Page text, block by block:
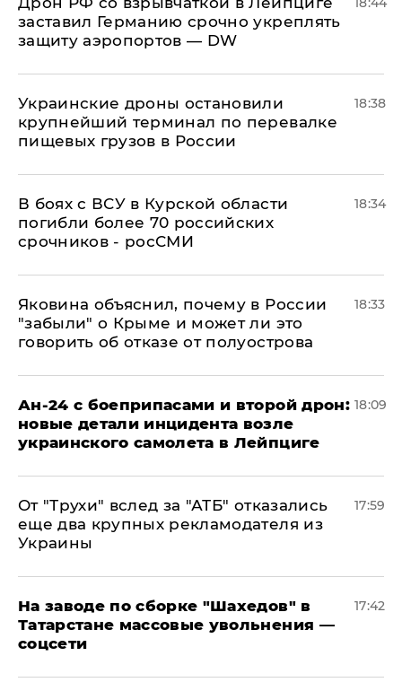
заставил Германию срочно укреплять
защиту аэропортов — DW
Украинские дроны остановили
крупнейший терминал по перевалке
пищевых грузов в России
18:38
В боях с ВСУ в Курской области
погибли более 70 российских
срочников - росСМИ
18:34
Яковина объяснил, почему в России
"забыли" о Крыме и может ли это
говорить об отказе от полуострова
18:33
Ан-24 с боеприпасами и второй дрон:
новые детали инцидента возле
украинского самолета в Лейпциге
18:09
От "Трухи" вслед за "АТБ" отказались
еще два крупных рекламодателя из
Украины
17:59
На заводе по сборке "Шахедов" в
Татарстане массовые увольнения —
соцсети
17:42